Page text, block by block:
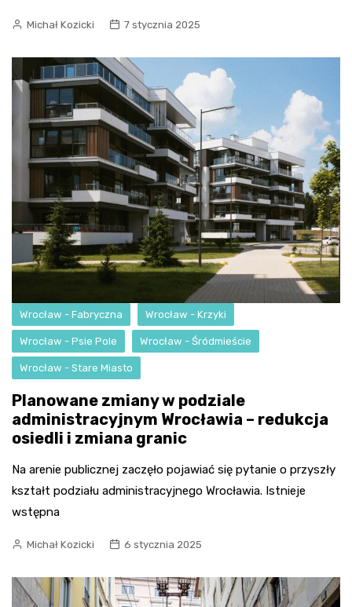
Michał Kozicki 7 stycznia 2025
Wrocław - Fabryczna Wrocław - Krzyki
Wrocław - Psie Pole Wrocław - Śródmieście
Wrocław - Stare Miasto
Planowane zmiany w podziale
administracyjnym Wrocławia – redukcja
osiedli i zmiana granic
Na arenie publicznej zaczęło pojawiać się pytanie o przyszły
kształt podziału administracyjnego Wrocławia. Istnieje
wstępna
Michał Kozicki 6 stycznia 2025